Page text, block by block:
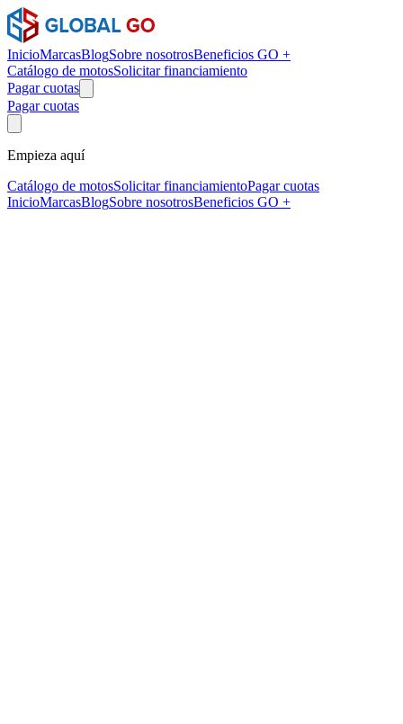
InicioMarcasBlogSobre nosotrosBeneficios GO +
Catálogo de motosSolicitar financiamiento
Pagar cuotas
Pagar cuotas
Empieza aquí
Catálogo de motosSolicitar financiamientoPagar cuotas
InicioMarcasBlogSobre nosotrosBeneficios GO +